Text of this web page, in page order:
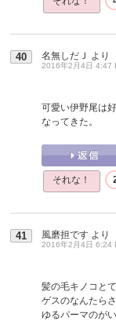
40 名無しだＪ より
2016年2月4日 4:47
可愛い伊野尾は
なってきた。
それな！
41 風磨担です より
2016年2月4日 6:24
髪の毛キノコと
ゲスのなんたら
ゆるパーマのが